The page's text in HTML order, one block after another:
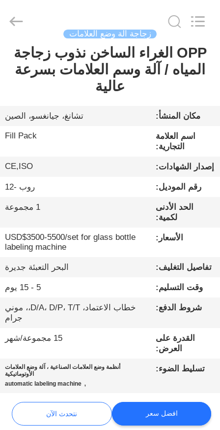
الصفحة
الرئيسية
معلومات
جولة
المعمل
مراقبة
الجودة
اتصل
أخبار
نتحدث
خريطة
Machinery
Reserved.
زجاجة آلة وضع العلامات
OPP الغراء الساخن نذوب زجاجة
المياه / آلة وسم العلامات بسرعة
عالية
مكان المنشأ: تشانغ، جيانغسو، الصين
اسم العلامة
التجارية:
Fill Pack
إصدار الشهادات: CE,ISO
رقم الموديل: روب -12
الحد الأدنى
لكمية:
1 مجموعة
الأسعار:
USD$3500-5500/set for glass bottle
labeling machine
تفاصيل التغليف: البحر التعبئة جديرة
وقت التسليم: 5 - 15 يوم
شروط الدفع:
خطاب الاعتماد، D/A، D/P، T/T،، موني
جرام
القدرة على
العرض:
15 مجموعة/شهر
تسليط الضوء:
أنظمة وضع العلامات الصناعية ، آلة وضع العلامات
الأوتوماتيكية
,
automatic labeling machine
افضل سعر نتحدث الآن